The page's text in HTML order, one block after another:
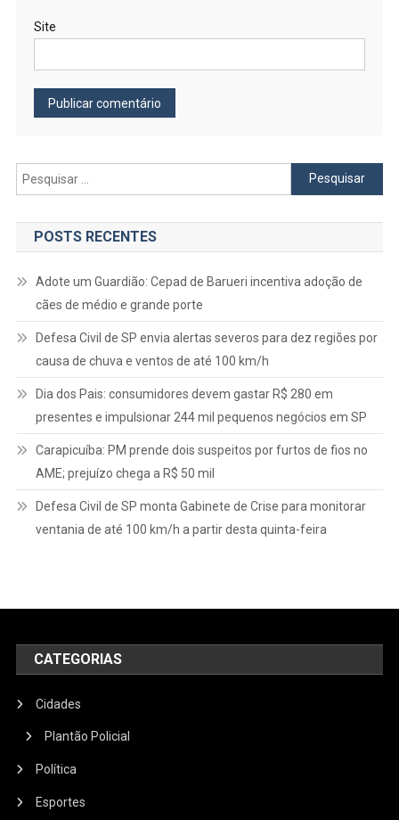
Site
Pesquisar
por:
POSTS RECENTES
Adote um Guardião: Cepad de Barueri incentiva adoção de
cães de médio e grande porte
Defesa Civil de SP envia alertas severos para dez regiões por
causa de chuva e ventos de até 100 km/h
Dia dos Pais: consumidores devem gastar R$ 280 em
presentes e impulsionar 244 mil pequenos negócios em SP
Carapicuíba: PM prende dois suspeitos por furtos de fios no
AME; prejuízo chega a R$ 50 mil
Defesa Civil de SP monta Gabinete de Crise para monitorar
ventania de até 100 km/h a partir desta quinta-feira
CATEGORIAS
Cidades
Plantão Policial
Política
Esportes